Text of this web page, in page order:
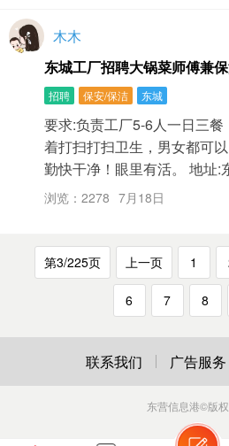
木木
东城工厂招聘大锅菜师傅兼
招聘 保安/保洁 东城
要求:负责工厂5-6人一日三
着打扫打扫卫生，男女都可
勤快干净！眼里有活。 地址
浏览：2278 7月18日
第3/225页 上一页 1
6 7 8
联系我们 广告服务
东营信息港©版